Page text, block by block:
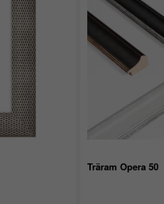
Träram Opera 50